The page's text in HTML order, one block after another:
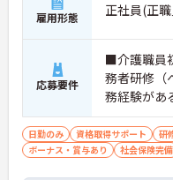
【独自の特別報酬制度によ
ークを評価する特別報酬
ます。
・目に見える形で日々の努
な昇給を目指せます。
【自分らしいスタイルを大
雇用形態 正社員(正
応募要件
■介護職員
務者研修（
務経験があ
日勤のみ 資格取得サポート 研
ボーナス・賞与あり
社会保険完備